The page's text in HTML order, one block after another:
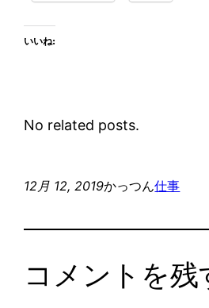
いいね:
No related posts.
12月 12, 2019かっつん仕事
コメントを残